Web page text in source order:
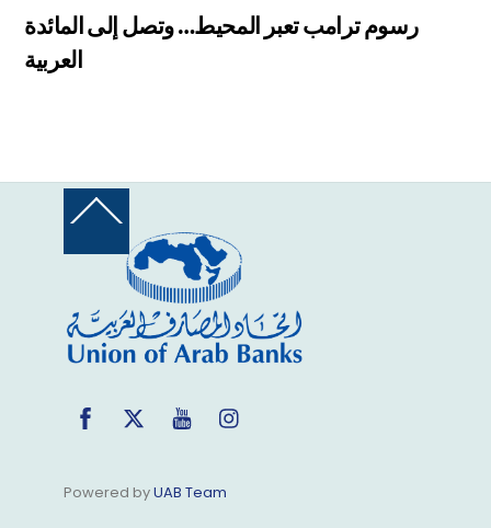
رسوم ترامب تعبر المحيط… وتصل إلى المائدة
العربية
Back
Top
Facebook
Twitter YouTube
Powered byUAB Team